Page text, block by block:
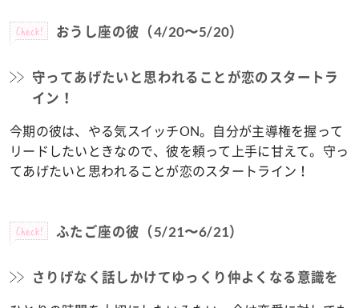
Check! おうし座の彼（4/20〜5/20）
守ってあげたいと思われることが恋のスタートラ
イン！
今期の彼は、やる気スイッチON。自分が主導権を握って
リードしたいときなので、彼を頼って上手に甘えて。守っ
てあげたいと思われることが恋のスタートライン！
Check! ふたご座の彼（5/21〜6/21）
さりげなく話しかけてゆっくり仲よくなる意識を